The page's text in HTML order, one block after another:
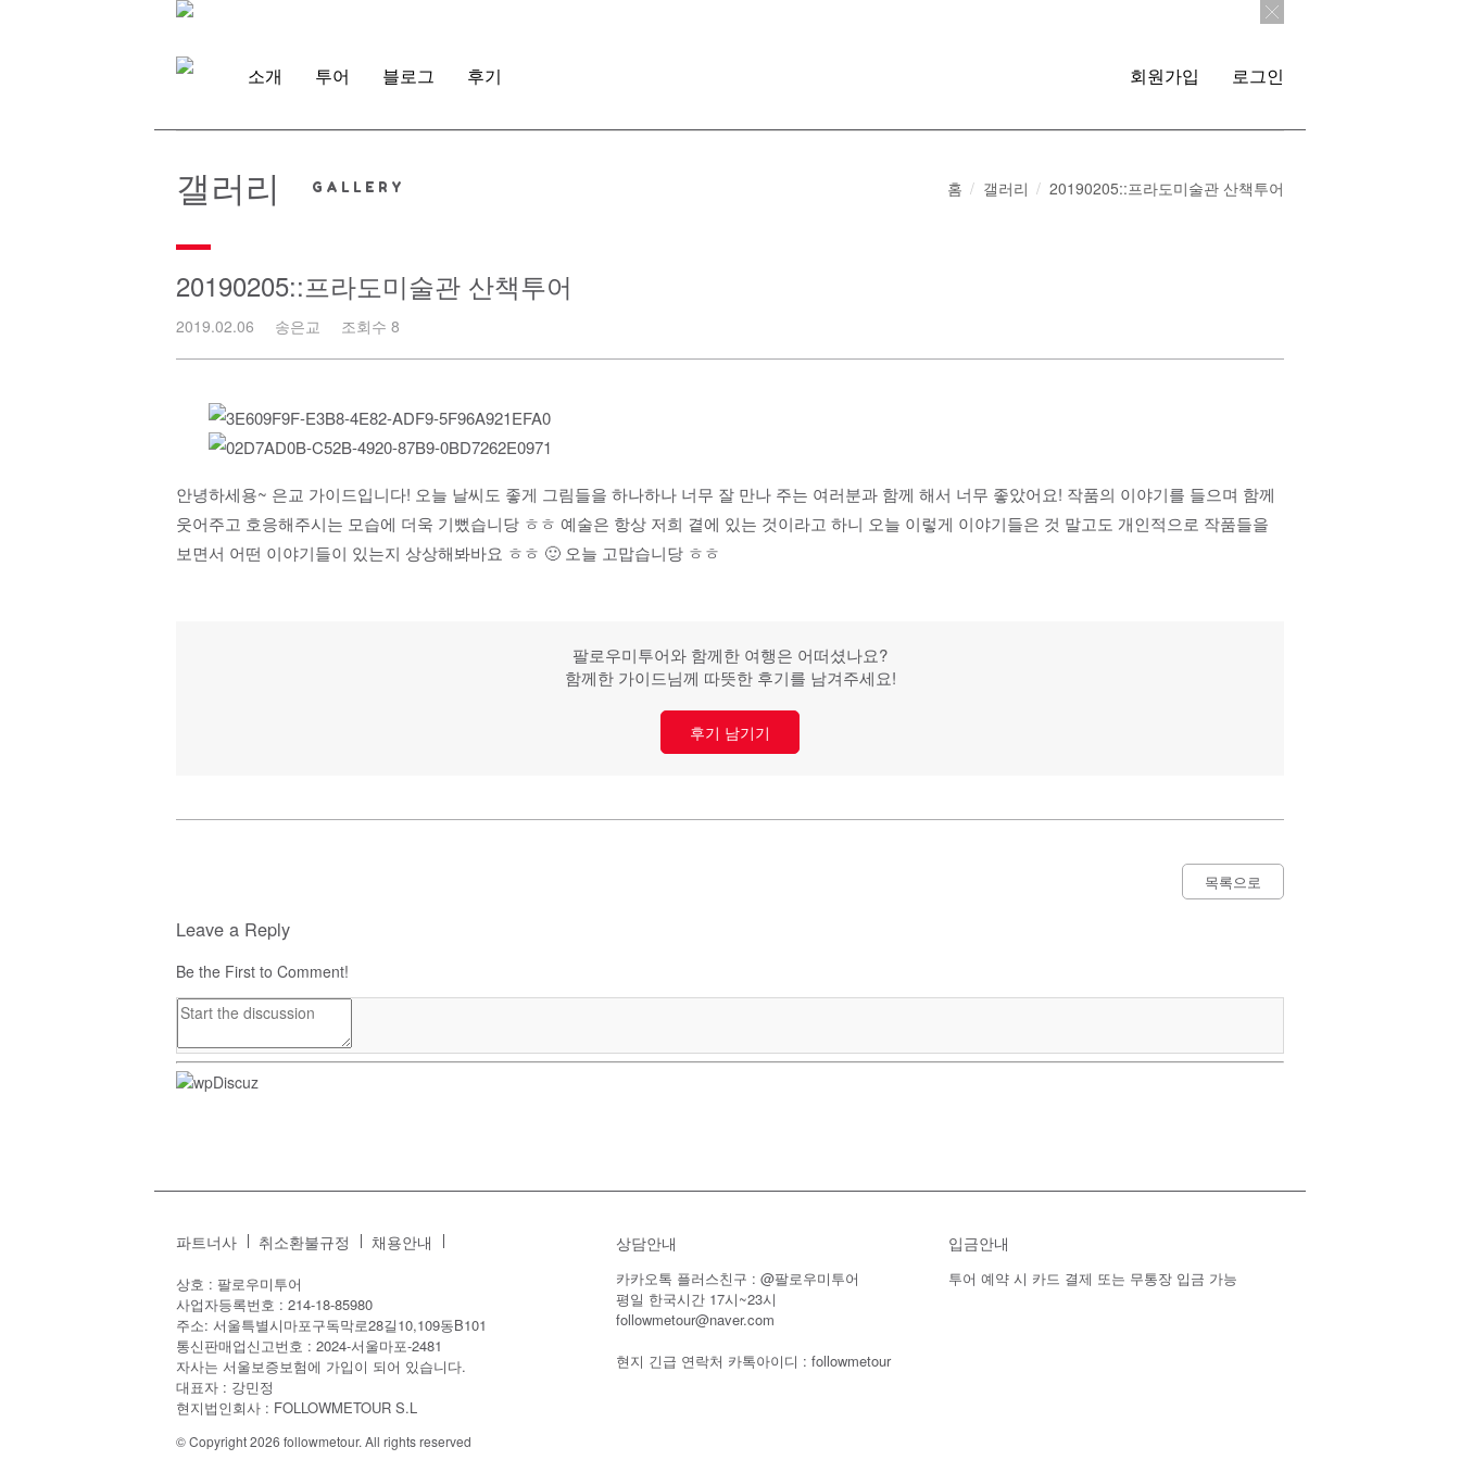
소개 투어 블로그 후기 회원가입 로그인
홈 갤러리 20190205::프라도미술관 산책투어
갤러리
20190205::프라도미술관 산책투어
2019.02.06 송은교 조회수 8
안녕하세용~ 은교 가이드입니다! 오늘 날씨도 좋게 그림들을 하나하나 너무 잘 만나 주는 여러분과 함께 해서 너무 좋았어요! 작품의 이야기를 들으며 함께
웃어주고 호응해주시는 모습에 더욱 기뻤습니당 ㅎㅎ 예술은 항상 저희 곁에 있는 것이라고 하니 오늘 이렇게 이야기들은 것 말고도 개인적으로 작품들을
보면서 어떤 이야기들이 있는지 상상해봐바요 ㅎㅎ 🙂 오늘 고맙습니당 ㅎㅎ
팔로우미투어와 함께한 여행은 어떠셨나요?
함께한 가이드님께 따뜻한 후기를 남겨주세요!
후기 남기기
목록으로
Leave a Reply
Be the First to Comment!
파트너사 취소환불규정 채용안내
상호 : 팔로우미투어
사업자등록번호 : 214-18-85980
주소: 서울특별시마포구독막로28길10,109동B101
통신판매업신고번호 : 2024-서울마포-2481
자사는 서울보증보험에 가입이 되어 있습니다.
대표자 : 강민정
현지법인회사 : FOLLOWMETOUR S.L
© Copyright 2026 followmetour. All rights reserved
상담안내
카카오톡 플러스친구 : @팔로우미투어
평일 한국시간 17시~23시
followmetour@naver.com
현지 긴급 연락처 카톡아이디 : followmetour
입금안내
투어 예약 시 카드 결제 또는 무통장 입금 가능